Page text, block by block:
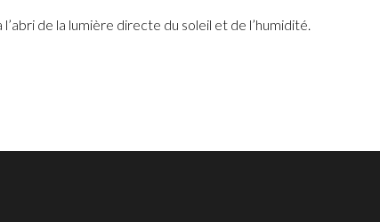
de la lumière directe du soleil et de l’humidité.